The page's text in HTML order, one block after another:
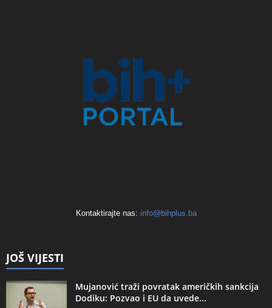
Kontaktirajte nas: info@bihplus.ba
JOŠ VIJESTI
Mujanović traži povratak američkih sankcija
Dodiku: Pozvao i EU da uvede...